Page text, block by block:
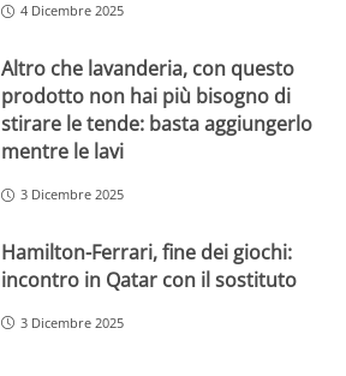
4 Dicembre 2025
Altro che lavanderia, con questo
prodotto non hai più bisogno di
stirare le tende: basta aggiungerlo
mentre le lavi
3 Dicembre 2025
Hamilton-Ferrari, fine dei giochi:
incontro in Qatar con il sostituto
3 Dicembre 2025